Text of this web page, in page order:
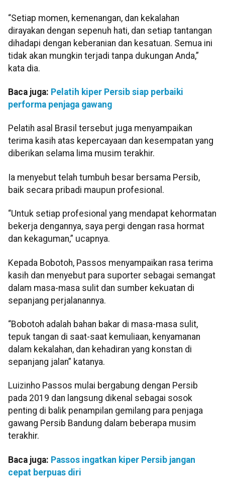
“Setiap momen, kemenangan, dan kekalahan
dirayakan dengan sepenuh hati, dan setiap tantangan
dihadapi dengan keberanian dan kesatuan. Semua ini
tidak akan mungkin terjadi tanpa dukungan Anda,”
kata dia.
Baca juga: Pelatih kiper Persib siap perbaiki
performa penjaga gawang
Pelatih asal Brasil tersebut juga menyampaikan
terima kasih atas kepercayaan dan kesempatan yang
diberikan selama lima musim terakhir.
Ia menyebut telah tumbuh besar bersama Persib,
baik secara pribadi maupun profesional.
“Untuk setiap profesional yang mendapat kehormatan
bekerja dengannya, saya pergi dengan rasa hormat
dan kekaguman,” ucapnya.
Kepada Bobotoh, Passos menyampaikan rasa terima
kasih dan menyebut para suporter sebagai semangat
dalam masa-masa sulit dan sumber kekuatan di
sepanjang perjalanannya.
“Bobotoh adalah bahan bakar di masa-masa sulit,
tepuk tangan di saat-saat kemuliaan, kenyamanan
dalam kekalahan, dan kehadiran yang konstan di
sepanjang jalan” katanya.
Luizinho Passos mulai bergabung dengan Persib
pada 2019 dan langsung dikenal sebagai sosok
penting di balik penampilan gemilang para penjaga
gawang Persib Bandung dalam beberapa musim
terakhir.
Baca juga: Passos ingatkan kiper Persib jangan
cepat berpuas diri